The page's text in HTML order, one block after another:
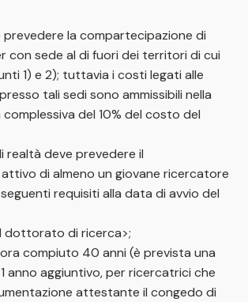
la compartecipazione di
con sede al di fuori dei territori di cui
1) e 2); tuttavia i costi legati alle
tali sedi sono ammissibili nella
complessiva del 10% del costo del
realtà deve prevedere il
di almeno un giovane ricercatore
requisiti alla data di avvio del
dottorato di ricerca>;
compiuto 40 anni (è prevista una
anno aggiuntivo, per ricercatrici che
attestante il congedo di